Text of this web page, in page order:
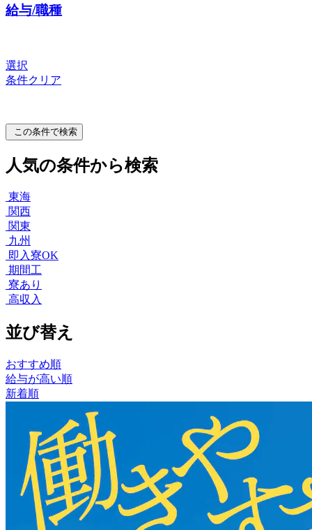
給与/職種
選択
条件クリア
この条件で検索
人気の条件から検索
東海
関西
関東
九州
即入寮OK
期間工
寮あり
高収入
並び替え
おすすめ順
給与が高い順
新着順